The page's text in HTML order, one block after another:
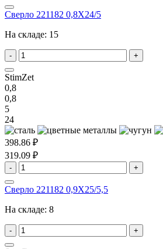
Сверло 221182 0,8X24/5
На складе: 15
- +
StimZet
0,8
0,8
5
24
398.86 ₽
319.09 ₽
- +
Сверло 221182 0,9X25/5,5
На складе: 8
- +